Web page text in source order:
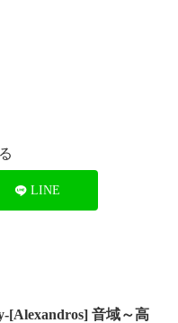
LINE
[Alexandros] 音域～高